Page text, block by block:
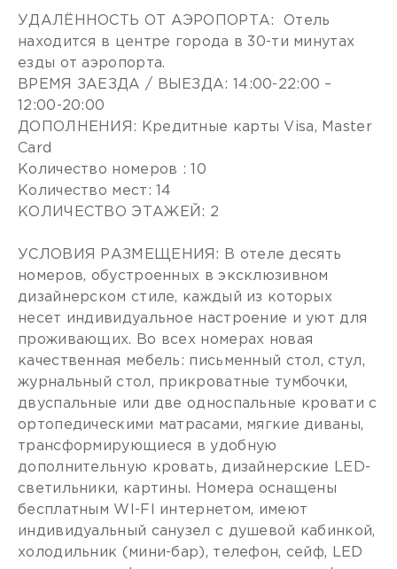
УДАЛЁННОСТЬ ОТ АЭРОПОРТА: Отель
находится в центре города в 30-ти минутах
езды от аэропорта.
ВРЕМЯ ЗАЕЗДА / ВЫЕЗДА: 14:00-22:00 –
12:00-20:00
ДОПОЛНЕНИЯ: Кредитные карты Visa, Master
Card
Количество номеров : 10
Количество мест: 14
КОЛИЧЕСТВО ЭТАЖЕЙ: 2
УСЛОВИЯ РАЗМЕЩЕНИЯ: В отеле десять
номеров, обустроенных в эксклюзивном
дизайнерском стиле, каждый из которых
несет индивидуальное настроение и уют для
проживающих. Во всех номерах новая
качественная мебель: письменный стол, стул,
журнальный стол, прикроватные тумбочки,
двуспальные или две односпальные кровати с
ортопедическими матрасами, мягкие диваны,
трансформирующиеся в удобную
дополнительную кровать, дизайнерские LED-
светильники, картины. Номера оснащены
бесплатным WI-FI интернетом, имеют
индивидуальный санузел с душевой кабинкой,
холодильник (мини-бар), телефон, сейф, LED